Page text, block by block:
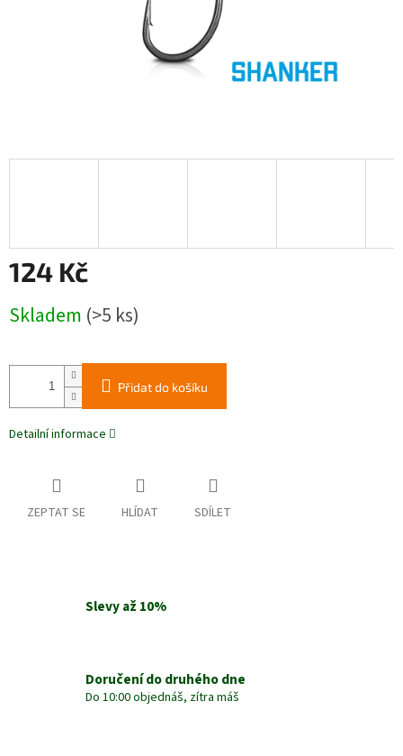
124 Kč
cena:
Skladem (>5 ks)
Přidat do košíku
Detailní informace
ZEPTAT SE HLÍDAT SDÍLET
Slevy až 10%
Doručení do druhého dne
Do 10:00 objednáš, zítra máš